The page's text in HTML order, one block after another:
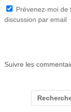
Prévenez-moi de
discussion par email
Suivre les